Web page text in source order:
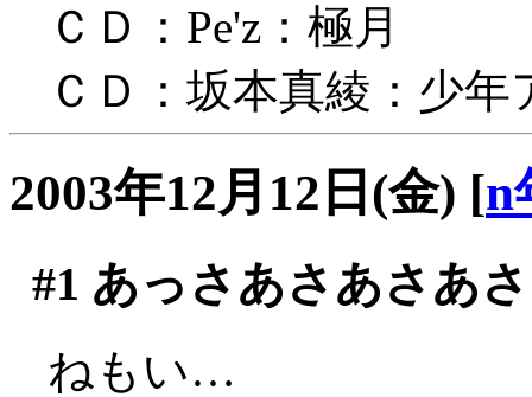
ＣＤ：Pe'z：極月
ＣＤ：坂本真綾：少年
2003年12月12日(金) [n
#1 あっさあさあさあ
ねもい…